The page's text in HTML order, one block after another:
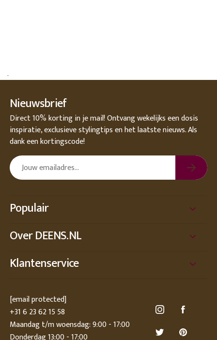
.
Nieuwsbrief
Direct 10% korting in je mail! Ontvang wekelijks een dosis
inspiratie, exclusieve stylingtips en het laatste nieuws. Als
dank een kortingscode!
Populair
Over DEENS.NL
Klantenservice
[email protected]
+31 6 23 62 15 58
Maandag t/m woensdag: 9:00 - 17:00
Donderdag 13:00 - 17:00